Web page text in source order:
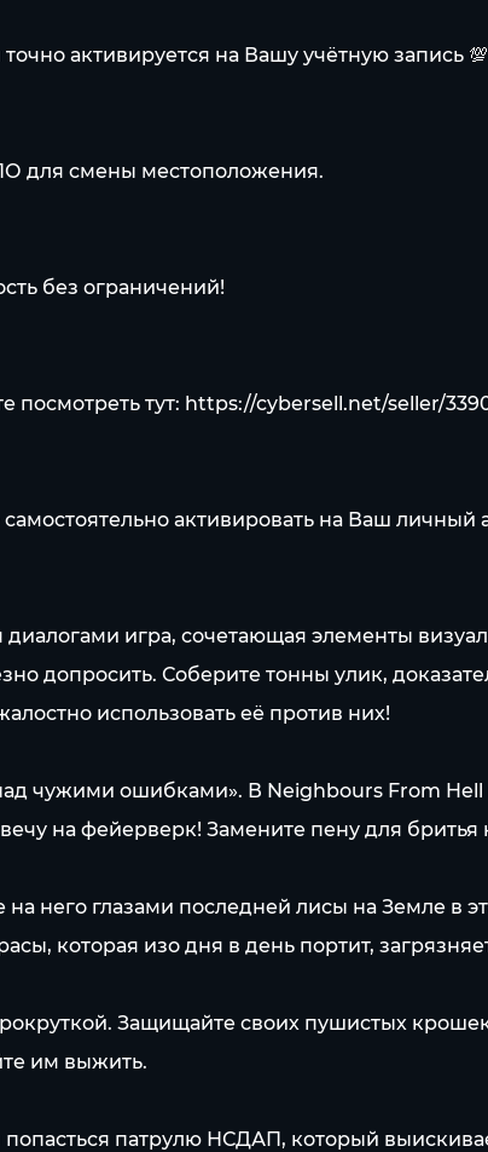
активируется на Вашу учётную запись 💯
для смены местоположения.
без ограничений!
посмотреть тут: https://cybersell.net/seller/
активировать на Ваш личный
игра, сочетающая элементы
допросить. Соберите тонны улик,
использовать её против них!
чужими ошибками». В Neighbours From Hell
на фейерверк! Замените пену для бритья
него глазами последней лисы на Земле в
которая изо дня в день портит,
Защищайте своих пушистых
им выжить.
патрулю НСДАП, который